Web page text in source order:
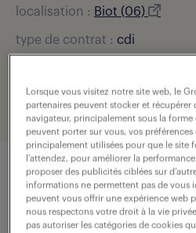
localisation : Biot (06)
type de contrat : cdi
référence de l'offre :307-S13-
description du
Lorsque vous visitez notre site web, le
partenaires peuvent stocker et
navigateur, principalement sous la
peuvent porter sur vous, vos
principalement utilisées pour que le site
l’attendez, pour améliorer la
proposer des publicités ciblées sur
informations ne permettent pas de vous
peuvent vous offrir une expérience web
nous respectons votre droit à la vie
pas autoriser les catégories de cookies